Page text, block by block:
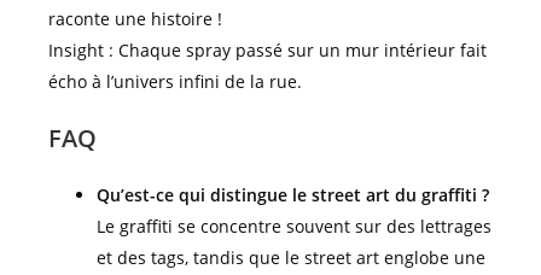
raconte une histoire !
Insight : Chaque spray passé sur un mur intérieur fait
écho à l’univers infini de la rue.
FAQ
Qu’est-ce qui distingue le street art du graffiti ?
Le graffiti se concentre souvent sur des lettrages
et des tags, tandis que le street art englobe une